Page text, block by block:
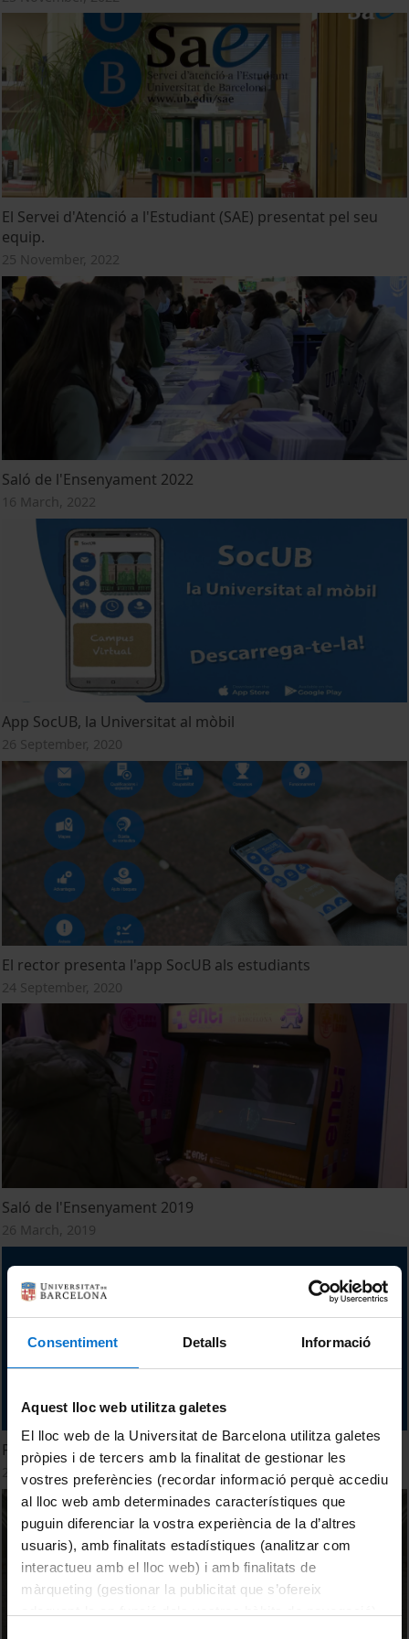
Consentiment Detalls Informació
Aquest lloc web utilitza galetes
El lloc web de la Universitat de Barcelona utilitza galetes
pròpies i de tercers amb la finalitat de gestionar les
vostres preferències (recordar informació perquè accediu
al lloc web amb determinades característiques que
puguin diferenciar la vostra experiència de la d’altres
usuaris), amb finalitats estadístiques (analitzar com
interactueu amb el lloc web) i amb finalitats de
màrqueting (gestionar la publicitat que s’ofereix
El Servei d'Atenció a l'Estudiant (SAE) presentat pel seu
equip.
25 November, 2022
Saló de l'Ensenyament 2022
16 March, 2022
App SocUB, la Universitat al mòbil
26 September, 2020
El rector presenta l'app SocUB als estudiants
24 September, 2020
Saló de l'Ensenyament 2019
26 March, 2019
Per què la UB ?
21 March, 2019